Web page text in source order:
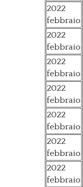
2022
febbraio
2022
febbraio
2022
febbraio
2022
febbraio
2022
febbraio
2022
febbraio
2022
febbraio